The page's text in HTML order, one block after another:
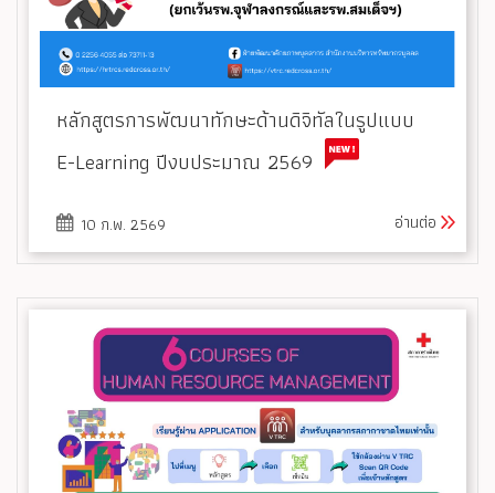
หลักสูตรการพัฒนาทักษะด้านดิจิทัลในรูปแบบ
E-Learning ปีงบประมาณ 2569
10 ก.พ. 2569 อ่านต่อ